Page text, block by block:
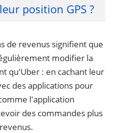
position GPS ?
de revenus signifient que
modifier la
qu'Uber : en cachant leur
des applications pour
l'application
des commandes plus